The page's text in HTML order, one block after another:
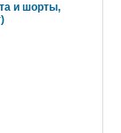
и шорты,